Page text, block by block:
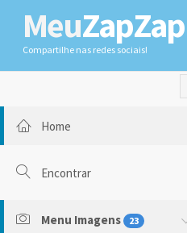
MeuZapZap
Compartilhe nas redes sociais!
Home
Encontrar
Menu Imagens 23